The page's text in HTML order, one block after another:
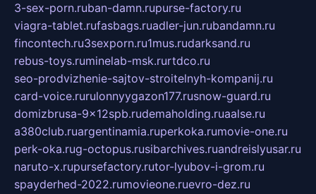
3-sex-porn.ruban-damn.rupurse-factory.ru
viagra-tablet.rufasbags.ruadler-jun.rubandamn.ru
fincontech.ru3sexporn.ru1mus.rudarksand.ru
rebus-toys.ruminelab-msk.rurtdco.ru
seo-prodvizhenie-sajtov-stroitelnyh-kompanij.ru
card-voice.rurulonnyygazon177.rusnow-guard.ru
domizbrusa-9x12spb.rudemaholding.ruaalse.ru
a380club.ruargentinamia.ruperkoka.rumovie-one.ru
perk-oka.rug-octopus.rusibarchives.ruandreislyusar.ru
naruto-x.rupursefactory.rutor-lyubov-i-grom.ru
spayderhed-2022.rumovieone.ruevro-dez.ru